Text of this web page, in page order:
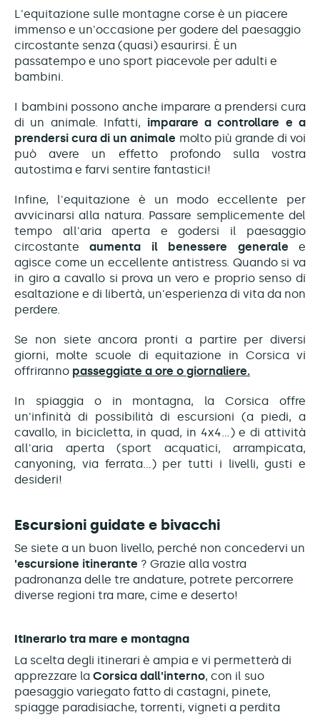
L'equitazione sulle montagne corse è un piacere
immenso e un'occasione per godere del paesaggio
circostante senza (quasi) esaurirsi. È un
passatempo e uno sport piacevole per adulti e
bambini.
I bambini possono anche imparare a prendersi cura
di un animale. Infatti, imparare a controllare e a
prendersi cura di un animale molto più grande di voi
può avere un effetto profondo sulla vostra
autostima e farvi sentire fantastici!
Infine, l'equitazione è un modo eccellente per
avvicinarsi alla natura. Passare semplicemente del
tempo all'aria aperta e godersi il paesaggio
circostanteaumenta il benessere generale e
agisce come un eccellente antistress. Quando si va
in giro a cavallo si prova un vero e proprio senso di
esaltazione e di libertà, un'esperienza di vita da non
perdere.
Se non siete ancora pronti a partire per diversi
giorni, molte scuole di equitazione in Corsica vi
offriranno passeggiate a ore o giornaliere.
In spiaggia o in montagna, la Corsica offre
un'infinità di possibilità di escursioni (a piedi, a
cavallo, in bicicletta, in quad, in 4x4...) e di attività
all'aria aperta (sport acquatici, arrampicata,
canyoning, via ferrata...) per tutti i livelli, gusti e
desideri!
Escursioni guidate e bivacchi
Se siete a un buon livello, perché non concedervi un
'escursione itinerante ? Grazie alla vostra
padronanza delle tre andature, potrete percorrere
diverse regioni tra mare, cime e deserto!
Itinerario tra mare e montagna
La scelta degli itinerari è ampia e vi permetterà di
apprezzare la Corsica dall'interno, con il suo
paesaggio variegato fatto di castagni, pinete,
spiagge paradisiache, torrenti, vigneti a perdita